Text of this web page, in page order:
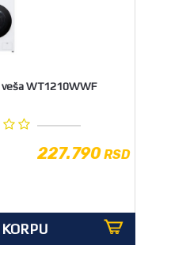
WT1210WWF
227.790RSD